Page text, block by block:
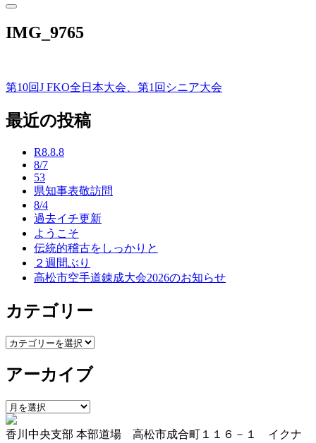
IMG_9765
投
稿
第10回J FKO全日本大会、第1回シニア大会
最近の投稿
R8.8.8
8/7
53
県知事表敬訪問
8/4
過去イチ更新
ようこそ
伝統的稽古をしっかりと
２週間ぶり
高松市空手道錬成大会2026のお知らせ
カテゴリー
カ
ゴ
ー
アーカイブ
ア
ー
カ
香川中央支部 本部道場 高松市成合町１１６－１ イクナ